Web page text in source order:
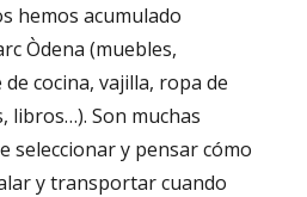
hemos acumulado
Òdena (muebles,
cocina, vajilla, ropa de
libros…). Son muchas
seleccionar y pensar cómo
y transportar cuando